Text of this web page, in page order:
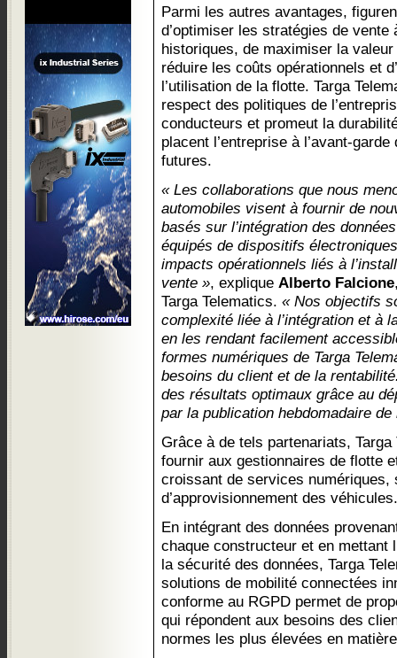
Parmi les autres avantages,
d’optimiser les stratégies de vente
historiques, de maximiser la
réduire les coûts opérationnels et
l’utilisation de la flotte. Targa
respect des politiques de
conducteurs et promeut la
placent l’entreprise à l’avant-
futures.
« Les collaborations que nous
automobiles visent à fournir de
basés sur l’intégration des
équipés de dispositifs
impacts opérationnels liés à
vente », explique Alberto Falcione
Targa Telematics. « Nos objectifs
complexité liée à l’intégration et à
en les rendant facilement
formes numériques de Targa
besoins du client et de la
des résultats optimaux grâce au
par la publication hebdomadaire
Grâce à de tels partenariats,
fournir aux gestionnaires de flotte
croissant de services
d’approvisionnement des véhicules.
En intégrant des données
chaque constructeur et en mettant
la sécurité des données, Targa
solutions de mobilité connectées
conforme au RGPD permet de
qui répondent aux besoins des
normes les plus élevées en